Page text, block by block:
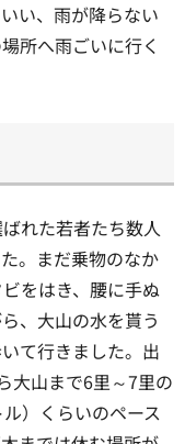
い、雨が降らない
所へ雨ごいに行く
れた若者たち数人
。まだ乗物のなか
をはき、腰に手ぬ
、大山の水を貰う
て行きました。出
大山まで6里～7里の
）くらいのペース